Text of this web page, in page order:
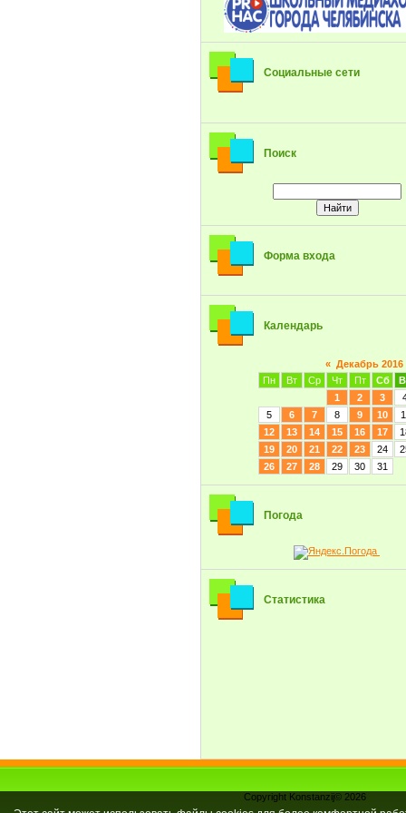
Социальные сети
Поиск
Форма входа
Календарь
« Декабрь 2016
Пн
Вт Ср Чт Пт Сб
1
2 3
5
6 7 8 9 10
12
13 14 15 16 17
19
20 21 22 23 24
26
27 28 29 30 31
Погода
Статистика
Copyright Konstanzij© 2026